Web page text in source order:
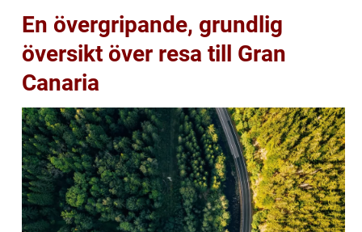
En övergripande, grundlig
översikt över resa till Gran
Canaria